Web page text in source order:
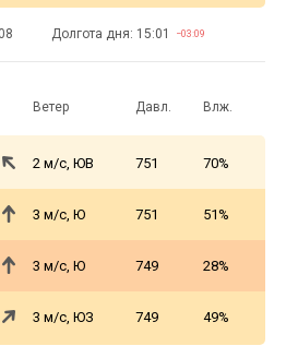
Долгота дня: 15:01 −03:09
Ветер Давл. Влж.
2 м/с, ЮВ 751 70%
3 м/с, Ю 751 51%
3 м/с, Ю 749 28%
3 м/с, ЮЗ 749 49%